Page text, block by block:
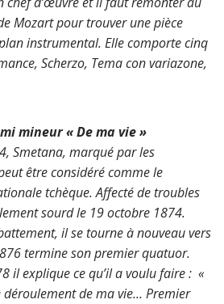
Mozartpour trouver une pièce
instrumental. Elle comporte cinq
Scherzo, Tema con variazone,
mineur « De ma vie »
Smetana, marqué par les
être considéré comme le
tchèque.Affecté de troubles
sourdle 19 octobre 1874.
il se tourne à nouveau vers
termine son premier quatuor.
il explique ce qu’il a voulu faire : «
de ma vie… Premier